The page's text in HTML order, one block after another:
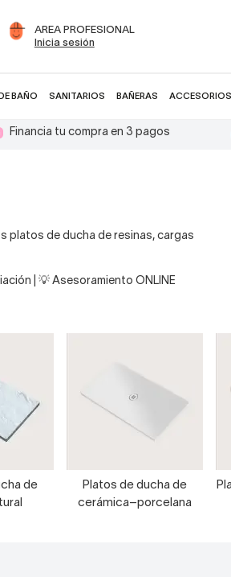
AREA PROFESIONAL
Inicia sesión
BAÑO SANITARIOS BAÑERAS ACCESORIOS
Financia tu compra en 3 pagos
platos de ducha de resinas, cargas
| 💡 Asesoramiento ONLINE
de
Platos de ducha de
cerámica–porcelana